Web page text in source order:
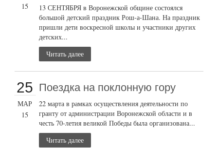
15
13 СЕНТЯБРЯ в Воронежской общине состоялся
большой детский праздник Рош-а-Шана. На праздник
пришли дети воскресной школы и участники других
детских...
Читать далее
25
МАР
15
Поездка на поклонную гору
22 марта в рамках осуществления деятельности по
гранту от администрации Воронежской области и в
честь 70-летия великой Победы была организована...
Читать далее